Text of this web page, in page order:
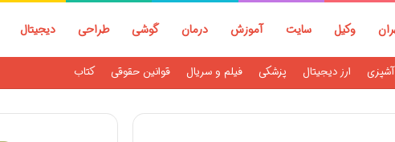
وکیل سایت آموزش درمان گوشی طراحی دیجیتال
آشپزی ارز دیجیتال پزشکی فیلم و سریال قوانین حقوقی کتاب